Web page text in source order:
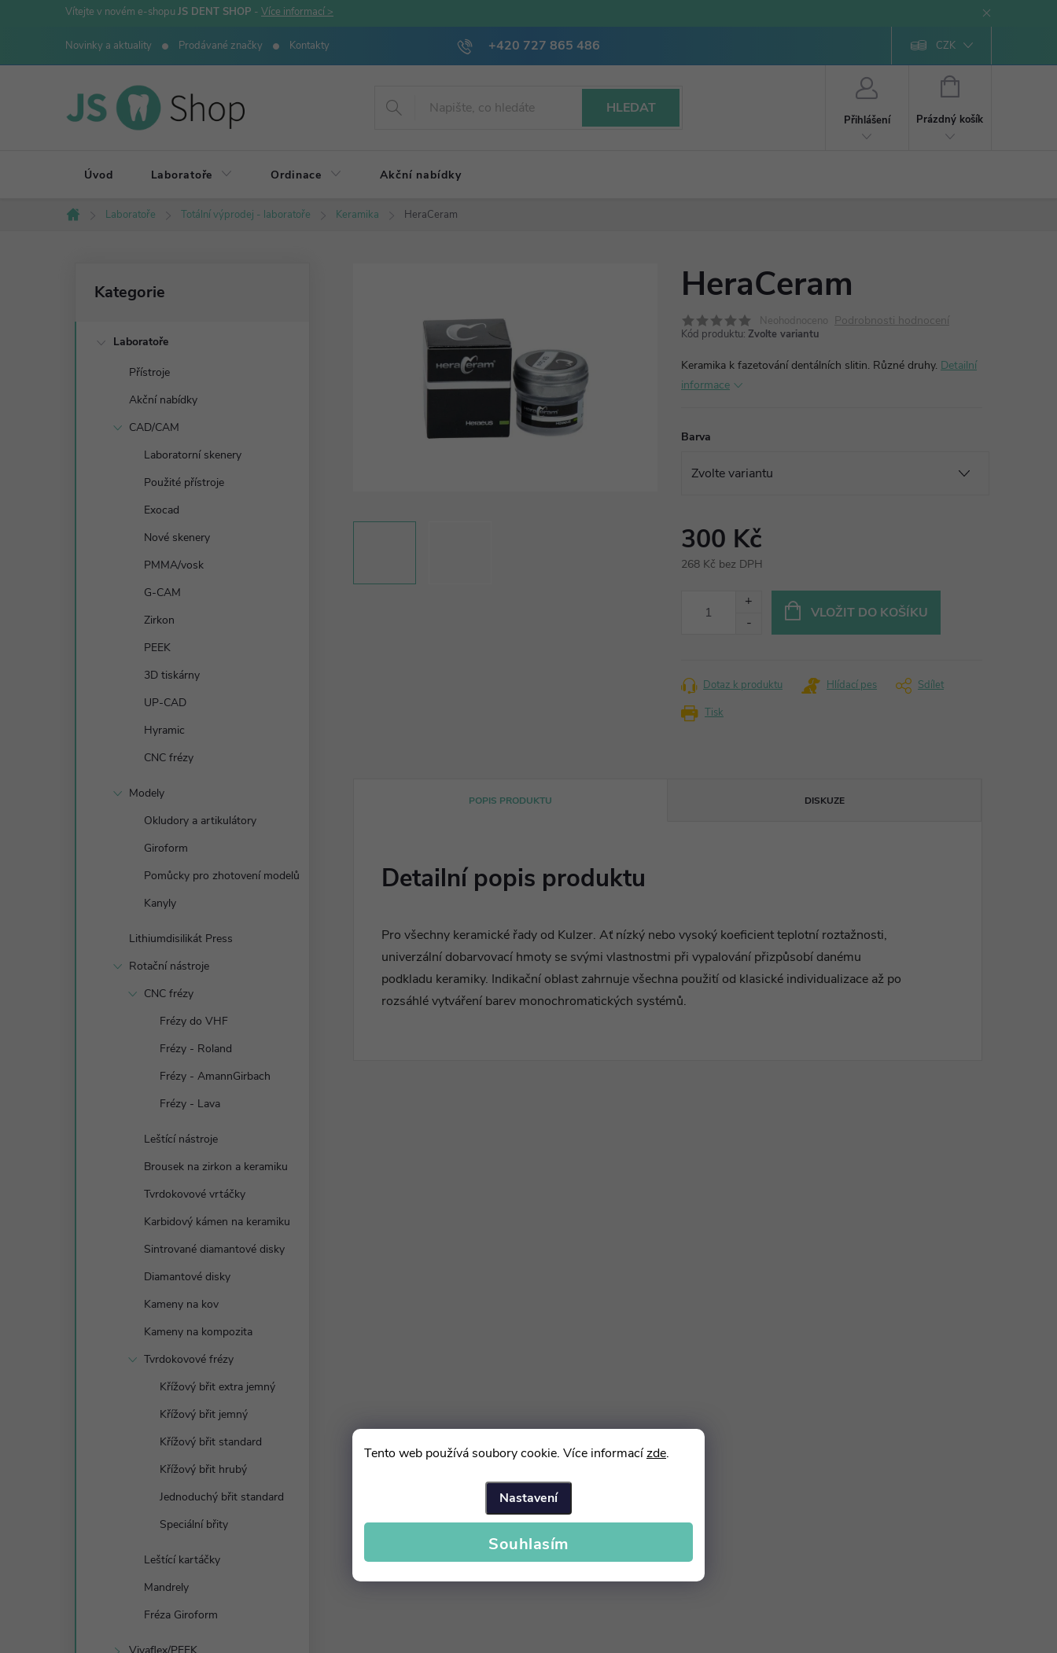
Tento web používá soubory cookie. Více informacízde.
Nastavení
Souhlasím
Vítejte v novém e-shopu JS DENT SHOP - Více informací >
+420 727 865 486
Novinky a aktuality Prodávané značky Kontakty CZK
HLEDAT
Přihlášení
NÁKUPNÍ
Prázdný košík
Úvod Laboratoře Ordinace Akční nabídky
Domů
Laboratoře Totální výprodej - laboratoře Keramika HeraCeram
o
kategorie
Kategorie
Laboratoře
Přístroje
Akční nabídky
CAD/CAM
Laboratorní skenery
Použité přístroje
Exocad
Nové skenery
PMMA/vosk
G-CAM
Zirkon
PEEK
3D tiskárny
UP-CAD
Hyramic
CNC frézy
Modely
Okludory a artikulátory
Giroform
Pomůcky pro zhotovení modelů
Kanyly
Lithiumdisilikát Press
Rotační nástroje
CNC frézy
Frézy do VHF
Frézy - Roland
Frézy - AmannGirbach
Frézy - Lava
Leštící nástroje
Brousek na zirkon a keramiku
Tvrdokovové vrtáčky
Karbidový kámen na keramiku
Sintrované diamantové disky
Diamantové disky
Kameny na kov
Kameny na kompozita
Tvrdokovové frézy
Křížový břit extra jemný
Křížový břit jemný
Křížový břit standard
Křížový břit hrubý
Jednoduchý břit standard
Speciální břity
Leštící kartáčky
Mandrely
Fréza Giroform
HeraCeram
Neohodnoceno Podrobnosti hodnocení
Kód produktu: Zvolte variantu
Keramika k fazetování dentálních slitin. Různé druhy. Detailní
informace
Barva
300 Kč
268 Kč bez DPH
VLOŽIT DO KOŠÍKU
Tisk
Dotaz k produktu Hlídací pes Sdílet
POPIS PRODUKTU DISKUZE
Detailní popis produktu
Pro všechny keramické řady od Kulzer. Ať nízký nebo vysoký koeficient teplotní roztažnosti,
univerzální dobarvovací hmoty se svými vlastnostmi při vypalování přizpůsobí danému
podkladu keramiky. Indikační oblast zahrnuje všechna použití od klasické individualizace až po
rozsáhlé vytváření barev monochromatických systémů.